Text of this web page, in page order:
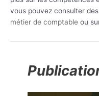
vous pouvez consulter
métier de comptable ou